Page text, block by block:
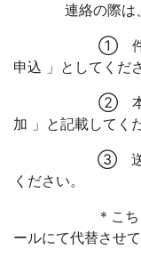
連絡の際は、以
① 件名を「
申込 」としてくだ
② 本文に「
加 」と記載してく
③ 送信する
ください。
＊こちらから
ールにて代替させ